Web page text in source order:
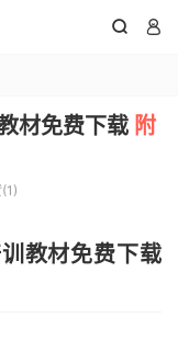
 
材免费下载 附
(1 )
教材免费下载